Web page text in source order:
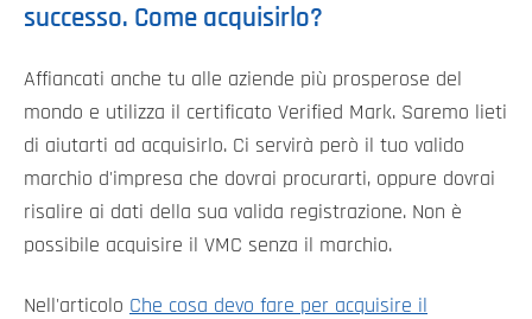
successo. Come acquisirlo?
Affiancati anche tu alle aziende più prosperose del
mondo e utilizza il certificato Verified Mark. Saremo lieti
di aiutarti ad acquisirlo. Ci servirà però il tuo valido
marchio d'impresa che dovrai procurarti, oppure dovrai
risalire ai dati della sua valida registrazione. Non è
possibile acquisire il VMC senza il marchio.
Nell'articolo Che cosa devo fare per acquisire il